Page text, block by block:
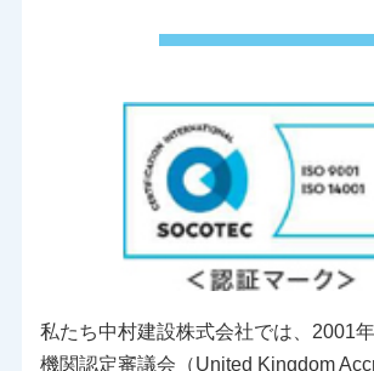
私たち中村建設株式会社では、2001
機関認定審議会（United Kingdom